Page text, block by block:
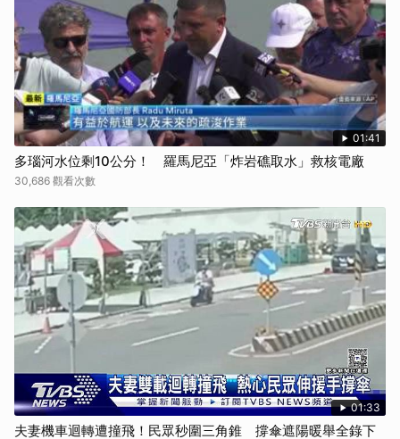
01:41
多瑙河水位剩10公分！ 羅馬尼亞「炸岩礁取水」救核電廠
30,686 觀看次數
01:33
夫妻機車迴轉遭撞飛！民眾秒圍三角錐 撐傘遮陽暖舉全錄下